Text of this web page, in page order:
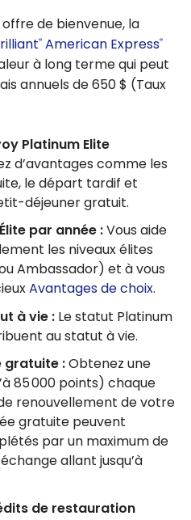
de bienvenue, la
® American Express®
à long terme qui peut
annuels de 650 $ (Taux
Platinum Elite
d’avantages comme les
le départ tardif et
déjeuner gratuit.
par année :Vous aide
les niveaux élites
Ambassador) et à vous
Avantages de choix.
à vie : Le statut Platinum
au statut à vie.
gratuite :Obtenez une
85 000 points) chaque
renouvellement de votre
gratuite peuvent
par un maximum de
allant jusqu’à
de restauration